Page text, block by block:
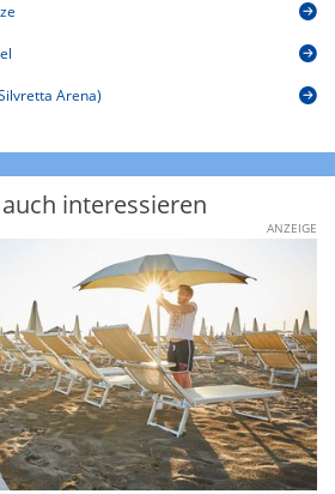
Arena)
interessieren
ANZEIGE